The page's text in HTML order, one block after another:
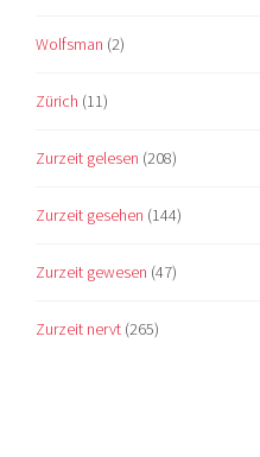
Wolfsman (2)
Zürich (11)
Zurzeit gelesen (208)
Zurzeit gesehen (144)
Zurzeit gewesen (47)
Zurzeit nervt (265)